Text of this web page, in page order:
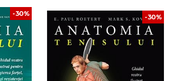
-30% -30%